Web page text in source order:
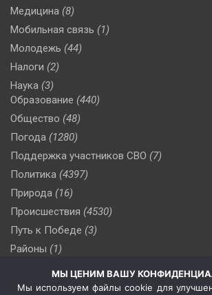
Медицина (8)
Мобильная связь (1)
Молодежь (44)
Налоги (2)
Наука (3)
Образование (440)
Общество (48)
Погода (1280)
Поддержка участников СВО (7)
Политика (4397)
Природа (16)
Происшествия (4530)
Путь к Победе (3)
Районы (1)
(510)
Сельское хозяйство (3)
МЫ ЦЕНИМ ВАШУ
Мы используем файлы cookie для